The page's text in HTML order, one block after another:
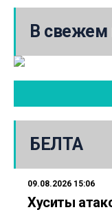
В свежем
БЕЛТА
09.08.2026 15:06
Хуситы